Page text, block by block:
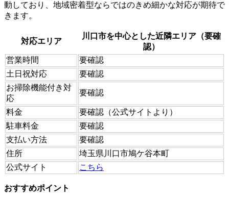
動しており、地域密着型ならではのきめ細かな対応が期待で
きます。
対応エリア
川口市を中心とした近隣エリア（要確
認）
営業時間
要確認
土日祝対応
要確認
お掃除機能付き対
応
要確認
料金
要確認（公式サイトより）
駐車料金
要確認
支払い方法
要確認
住所
埼玉県川口市鳩ケ谷本町
公式サイト
こちら
おすすめポイント